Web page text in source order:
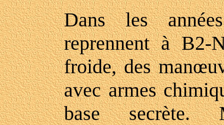
Dans les
reprennent à B2-
froide, des
avec armes
base secrète.